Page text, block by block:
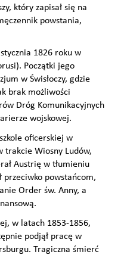
który zapisał się na
powstania,
1826 roku w
Początki jego
w Świsłoczy, gdzie
brak możliwości
Dróg Komunikacyjnych
wojskowej.
oficerskiej w
trakcie Wiosny Ludów,
Austrię w tłumieniu
przeciwko powstańcom,
Order św. Anny, a
w latach 1853-1856,
podjął pracę w
Tragiczna śmierć